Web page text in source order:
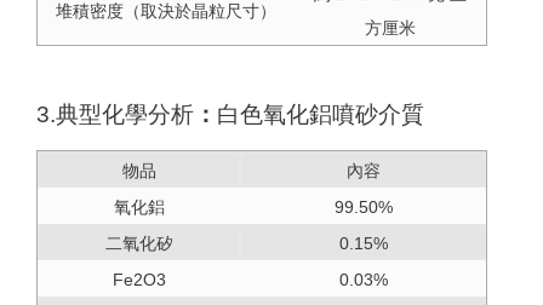
堆積密度（取決於晶粒尺寸）
方厘米
3.典型化學分析 ： 白色氧化鋁噴砂介質
物品
內容
氧化鋁
99.50%
二氧化矽
0.15%
Fe2O3
0.03%